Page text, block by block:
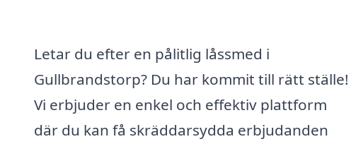
Letar du efter en pålitlig låssmed i
Gullbrandstorp? Du har kommit till rätt ställe!
Vi erbjuder en enkel och effektiv plattform
där du kan få skräddarsydda erbjudanden